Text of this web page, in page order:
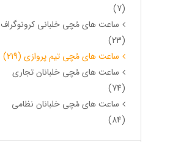
(7)
ساعت های مُچی خلبانی کرونوگراف
(23)
ساعت های مُچی تیم پروازی (219)
ساعت های مُچی خلبانان تجاری
(74)
ساعت های مُچی خلبانان نظامی
(84)